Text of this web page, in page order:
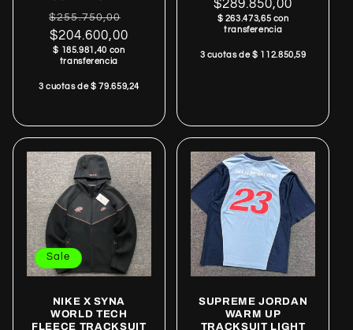
Regular
price
$255.750,00
$204.600,00
$ 185.981,40 con
transferencia
3 cuotas de $ 79.659,24
Regular
price
$289.850,00
$ 263.473,65 con
transferencia
3 cuotas de $ 112.850,59
Sale
NIKE X SYNA
WORLD TECH
FLEECE TRACKSUIT
SUPREME JORDAN
WARM UP
TRACKSUIT LIGHT